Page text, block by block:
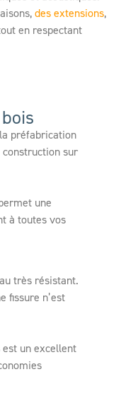
des extensions,
en respectant
préfabrication
sur
une
à toutes vos
très résistant.
fissure n’est
un excellent